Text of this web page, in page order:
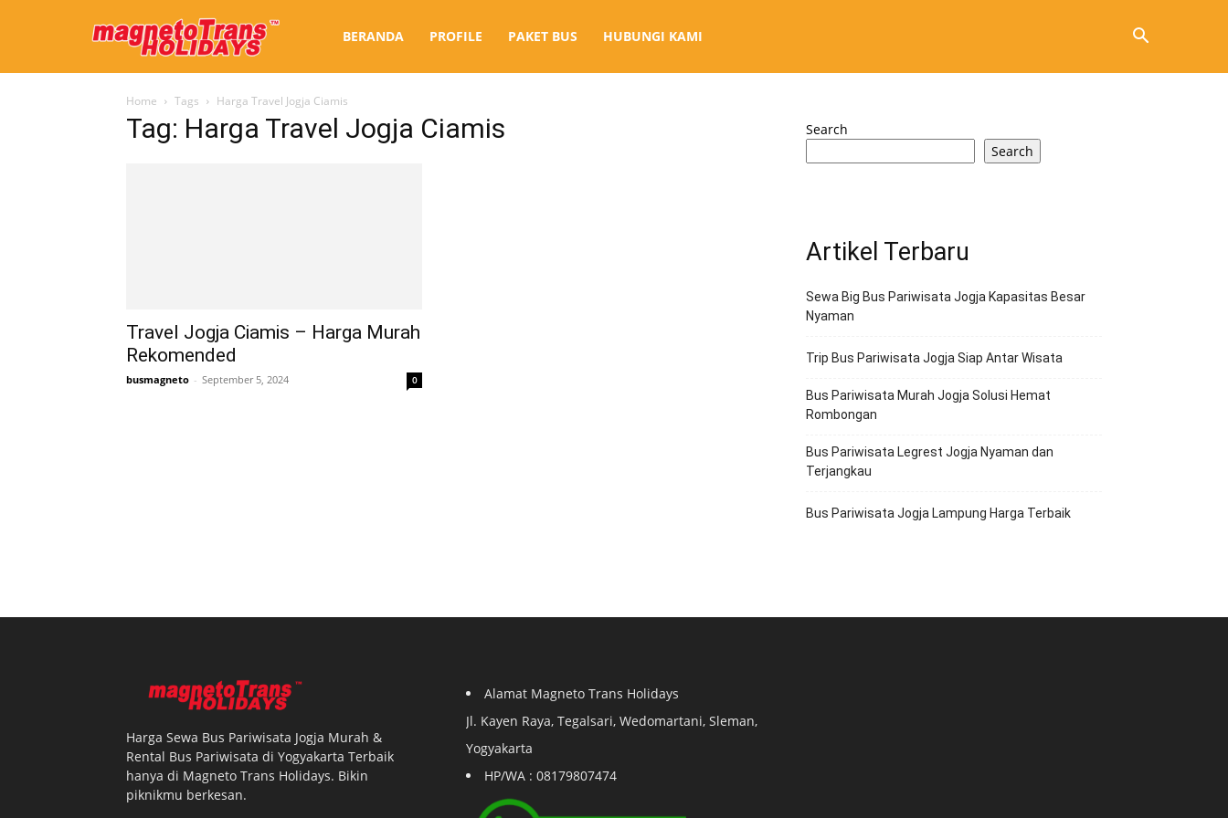
Bus
BERANDA PROFILE PAKET BUS HUBUNGI KAMI
Home Tags Harga Travel Jogja Ciamis
Tag: Harga Travel Jogja Ciamis
Travel Jogja Ciamis – Harga Murah
Rekomended
busmagneto - September 5, 2024 0
Search
Search
Artikel Terbaru
Sewa Big Bus Pariwisata Jogja Kapasitas Besar
Nyaman
Trip Bus Pariwisata Jogja Siap Antar Wisata
Bus Pariwisata Murah Jogja Solusi Hemat
Rombongan
Bus Pariwisata Legrest Jogja Nyaman dan
Terjangkau
Bus Pariwisata Jogja Lampung Harga Terbaik
Harga Sewa Bus Pariwisata Jogja Murah &
Rental Bus Pariwisata di Yogyakarta Terbaik
hanya di Magneto Trans Holidays. Bikin
piknikmu berkesan.
Alamat Magneto Trans Holidays
Jl. Kayen Raya, Tegalsari, Wedomartani, Sleman,
Yogyakarta
HP/WA : 08179807474